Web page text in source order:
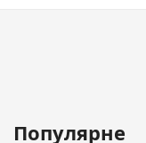
Популярне